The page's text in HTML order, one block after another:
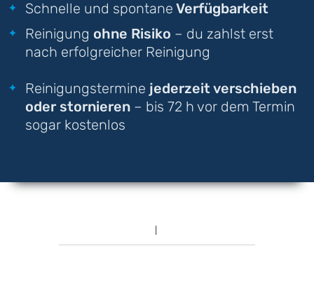
Schnelle und spontane Verfügbarkeit
Reinigung ohne Risiko – du zahlst erst
nach erfolgreicher Reinigung
Reinigungstermine jederzeit verschieben
oder stornieren – bis 72 h vor dem Termin
sogar kostenlos